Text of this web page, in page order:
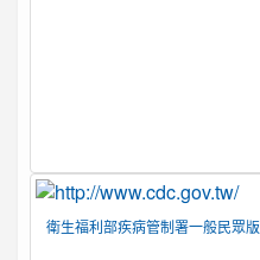
衛生福利部疾病管制署一般民眾版